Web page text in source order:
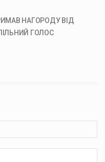
НАГОРОДУ ВІД
ГОЛОС